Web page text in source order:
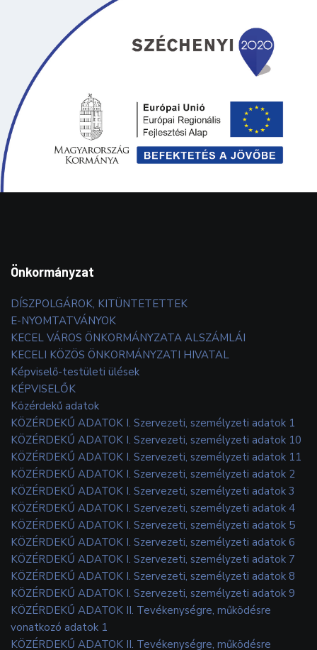
Önkormányzat
DÍSZPOLGÁROK, KITÜNTETETTEK
E-NYOMTATVÁNYOK
KECEL VÁROS ÖNKORMÁNYZATA ALSZÁMLÁI
KECELI KÖZÖS ÖNKORMÁNYZATI HIVATAL
Képviselő-testületi ülések
KÉPVISELŐK
Közérdekű adatok
KÖZÉRDEKŰ ADATOK I. Szervezeti, személyzeti adatok 1
KÖZÉRDEKŰ ADATOK I. Szervezeti, személyzeti adatok 10
KÖZÉRDEKŰ ADATOK I. Szervezeti, személyzeti adatok 11
KÖZÉRDEKŰ ADATOK I. Szervezeti, személyzeti adatok 2
KÖZÉRDEKŰ ADATOK I. Szervezeti, személyzeti adatok 3
KÖZÉRDEKŰ ADATOK I. Szervezeti, személyzeti adatok 4
KÖZÉRDEKŰ ADATOK I. Szervezeti, személyzeti adatok 5
KÖZÉRDEKŰ ADATOK I. Szervezeti, személyzeti adatok 6
KÖZÉRDEKŰ ADATOK I. Szervezeti, személyzeti adatok 7
KÖZÉRDEKŰ ADATOK I. Szervezeti, személyzeti adatok 8
KÖZÉRDEKŰ ADATOK I. Szervezeti, személyzeti adatok 9
KÖZÉRDEKŰ ADATOK II. Tevékenységre, működésre
vonatkozó adatok 1
KÖZÉRDEKŰ ADATOK II. Tevékenységre, működésre